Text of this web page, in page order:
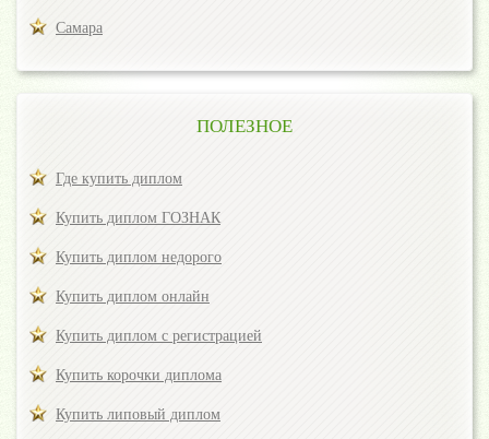
Самара
ПОЛЕЗНОЕ
Где купить диплом
Купить диплом ГОЗНАК
Купить диплом недорого
Купить диплом онлайн
Купить диплом с регистрацией
Купить корочки диплома
Купить липовый диплом